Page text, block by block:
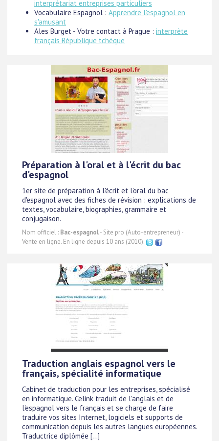
interprétariat entreprises particuliers
Vocabulaire Espagnol : Apprendre l'espagnol en
s'amusant
Ales Burget - Votre contact à Prague : interprète
français République tchèque
Préparation à l'oral et à l'écrit du bac
d'espagnol
1er site de préparation à l'écrit et l'oral du bac
d'espagnol avec des fiches de révision : explications de
textes, vocabulaire, biographies, grammaire et
conjugaison.
Nom officiel : Bac-espagnol- Site pro (Auto-entrepreneur) -
Vente en ligne. En ligne depuis 10 ans (2010).
Traduction anglais espagnol vers le
français, spécialité informatique
Cabinet de traduction pour les entreprises, spécialisé
en informatique. Celink traduit de l'anglais et de
l'espagnol vers le français et se charge de faire
traduire vos sites Internet, logiciels et supports de
communication depuis les autres langues européennes.
Traductrice diplômée [...]